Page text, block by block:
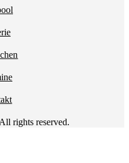
rights reserved.